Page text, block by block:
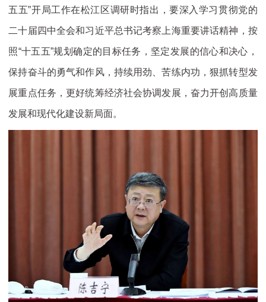
五五”开局工作在松江区调研时指出，要深入学习贯彻党的
二十届四中全会和习近平总书记考察上海重要讲话精神，按
照“十五五”规划确定的目标任务，坚定发展的信心和决心，
保持奋斗的勇气和作风，持续用劲、苦练内功，狠抓转型发
展重点任务，更好统筹经济社会协调发展，奋力开创高质量
发展和现代化建设新局面。